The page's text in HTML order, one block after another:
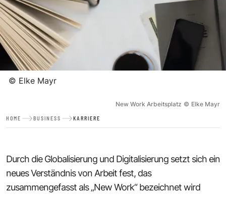
© Elke Mayr
New Work Arbeitsplatz © Elke Mayr
HOME BUSINESS KARRIERE
Durch die Globalisierung und Digitalisierung setzt sich ein
neues Verständnis von Arbeit fest, das
zusammengefasst als „New Work“ bezeichnet wird